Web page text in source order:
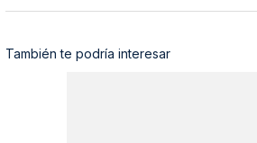
También te podría interesar